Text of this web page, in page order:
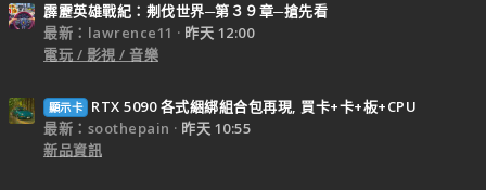
霹靂英雄戰紀：刜伐世界─第３９章─搶先看
最新：lawrence11
昨天 12:00
電玩 / 影視 / 音樂
顯示卡
RTX 5090 各式綑綁組合包再現, 買卡+卡+板+CPU
最新：soothepain
昨天 10:55
新品資訊